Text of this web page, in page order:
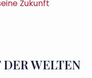
Zukunft
WELTEN